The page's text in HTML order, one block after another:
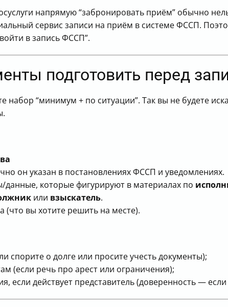
к приставам через Госуслуги (в связке с ФССП)
дат для записи к приставам
свободных дат нет
из-за технического сбоя
граждан, если свободные даты не появляются
приём к приставам
на приём к судебному приставу
взаимодействия с приставом-исполнителем
дистанционного способа
может быть лучшим вариантом
приставу по шагам
недоступен
приставу
и прийти готовым
напрямую “забронировать приём” обычно
сервис записи на приём в системе ФССП.
войти в запись ФССП”.
подготовить перед
набор “минимум + по ситуации”. Так вы не будете
он указан в постановлениях ФССП и уведомлениях.
которые фигурируют в материалах по
или взыскатель.
(что вы хотите решить на месте).
спорите о долге или просите учесть документы);
(если речь про арест или ограничения);
действует представитель (доверенность —